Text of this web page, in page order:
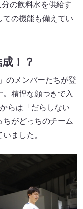
の飲料水を供給す
ての機能も備えてい
！？
のメンバーたちが登
精悍な顔つきで入
らは「だらしない
ちがどっちのチーム
ました。